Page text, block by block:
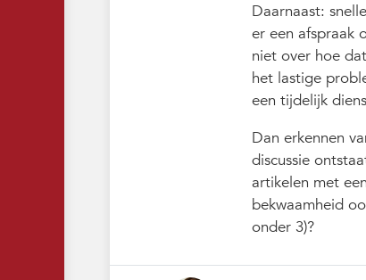
Daarnaast:
er een afspraak
niet over hoe
het lastige
een tijdelijk
Dan erkennen
discussie
artikelen met
bekwaamheid
onder 3)?